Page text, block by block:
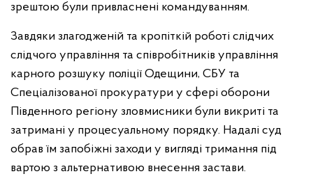
зрештою були привласнені командуванням.
Завдяки злагодженій та кропіткій роботі слідчих
слідчого управління та співробітників управління
карного розшуку поліції Одещини, СБУ та
Спеціалізованої прокуратури у сфері оборони
Південного регіону зловмисники були викриті та
затримані у процесуальному порядку. Надалі суд
обрав їм запобіжні заходи у вигляді тримання під
вартою з альтернативою внесення застави.